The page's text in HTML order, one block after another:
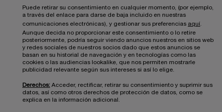
Puede retirar su consentimiento en cualquier momento, (por ejemplo,
a través del enlace para darse de baja incluido en nuestras
comunicaciones electrónicas), y gestionar sus preferencias aquí
Aunque decida no proporcionar este consentimiento o lo retire
posteriormente, podría seguir viendo anuncios nuestros en sitios web
y redes sociales de nuestros socios dado que estos anuncios se
basan en su historial de navegación y en tecnologías como las
cookies o las audiencias lookalike, que nos permiten mostrarle
publicidad relevante según sus intereses si así lo elige.
Derechos: Acceder, rectificar, retirar su consentimiento y suprimir sus
datos, así como otros derechos de protección de datos, como se
explica en la información adicional.